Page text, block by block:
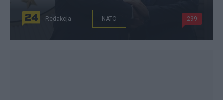
Redakcja NATO 299